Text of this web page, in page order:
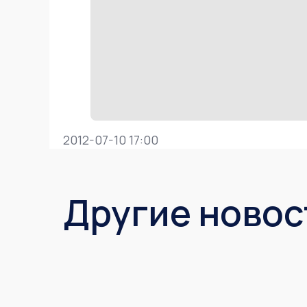
2012-07-10 17:00
Другие